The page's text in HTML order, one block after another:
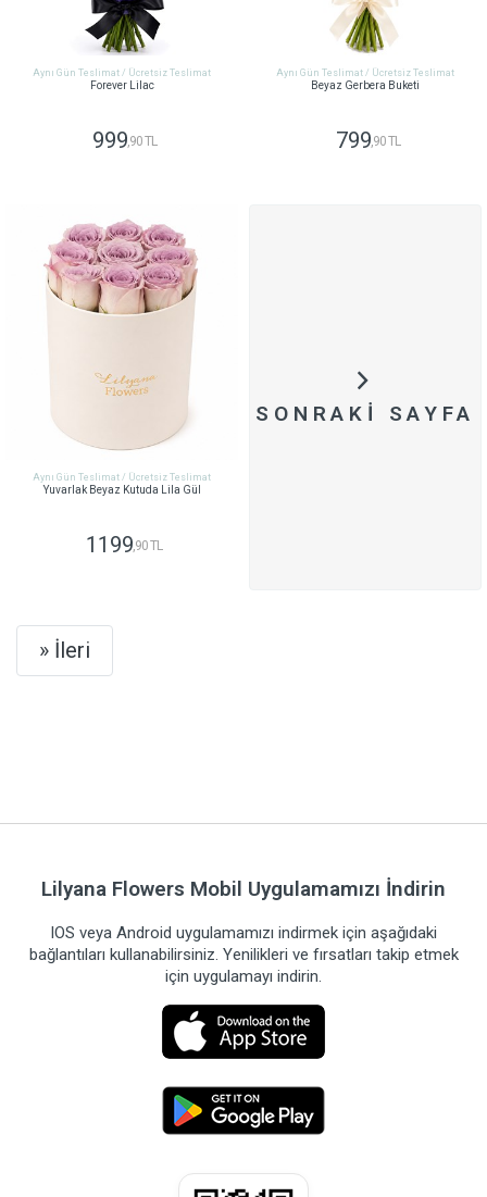
Aynı Gün Teslimat / Ücretsiz Teslimat
Forever Lilac
999,90 TL
Aynı Gün Teslimat / Ücretsiz Teslimat
Beyaz Gerbera Buketi
799,90 TL
Aynı Gün Teslimat / Ücretsiz Teslimat
Yuvarlak Beyaz Kutuda Lila Gül
1199,90 TL
SONRAKI SAYFA
» İleri
Lilyana Flowers Mobil Uygulamamızı İndirin
IOS veya Android uygulamamızı indirmek için aşağıdaki
bağlantıları kullanabilirsiniz. Yenilikleri ve fırsatları takip etmek
için uygulamayı indirin.